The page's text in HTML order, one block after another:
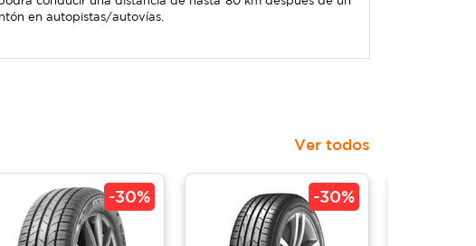
en autopistas/autovías.
Ver todos
-30% -30%